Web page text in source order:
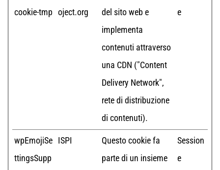
cookie-tmp oject.org
del sito web e
implementa
contenuti attraverso
una CDN ("Content
Delivery Network",
rete di distribuzione
di contenuti).
e
wpEmojiSe
ttingsSupp
ISPI
Questo cookie fa
parte di un insieme
Session
e